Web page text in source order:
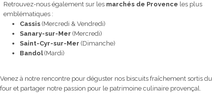
Retrouvez-nous également sur les marchés de Provence les plus
emblématiques :
Cassis (Mercredi & Vendredi)
Sanary-sur-Mer (Mercredi)
Saint-Cyr-sur-Mer (Dimanche)
Bandol(Mardi)
Venez à notre rencontre pour déguster nos biscuits fraîchement sortis du
four et partager notre passion pour le patrimoine culinaire provençal.